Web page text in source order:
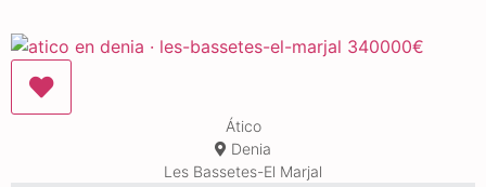
Ático
Denia
Les Bassetes-El Marjal